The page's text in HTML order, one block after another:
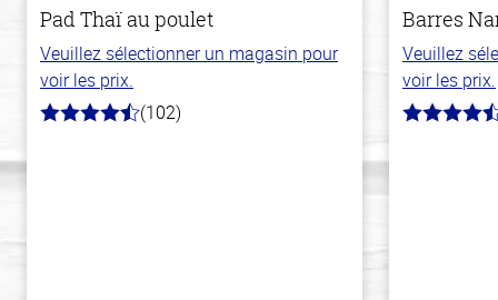
Pad Thaï au poulet
Veuillez sélectionner un magasin pour
voir les prix.
4.3
(102)
Barres
Veuillez
voir les prix.
4.4